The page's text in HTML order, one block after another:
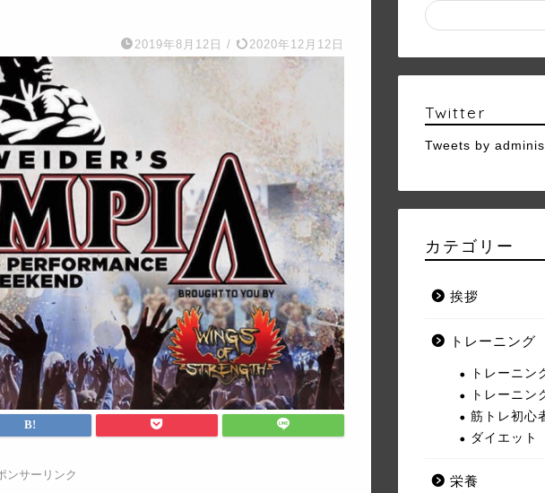
2019年8月12日 / 2020年12月12日
ンサーリンク
Twitter
Tweets by
カテゴリー
挨拶
トレーニング
トレーニン
トレーニン
筋トレ初心
ダイエット
栄養